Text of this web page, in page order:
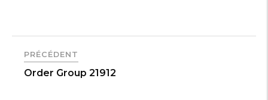
PRÉCÉDENT
Order Group 21912